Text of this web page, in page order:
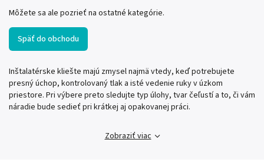
Môžete sa ale pozrieť na ostatné kategórie.
Späť do obchodu
Inštalatérske kliešte majú zmysel najmä vtedy, keď potrebujete
presný úchop, kontrolovaný tlak a isté vedenie ruky v úzkom
priestore. Pri výbere preto sledujte typ úlohy, tvar čeľustí a to, či vám
náradie bude sedieť pri krátkej aj opakovanej práci.
Zobraziť viac